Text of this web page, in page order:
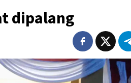
dipalang